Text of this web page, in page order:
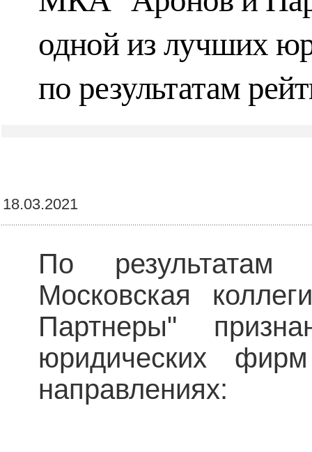
одной из лучших
по результатам
18.03.2021
По результатам
Московская
Партнеры"
юридических
направлениях: